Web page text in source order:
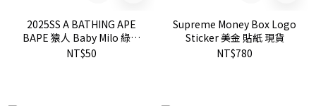
2025SS A BATHING APE
BAPE 猿人 Baby Milo 綠迷
彩 貼紙 現貨
NT$50
Supreme Money Box Logo
Sticker 美金 貼紙 現貨
NT$780